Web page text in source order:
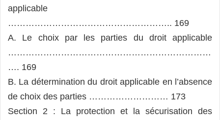
applicable
……………………………………………….. 169
A. Le choix par les parties du droit applicable
……………………………………………………………
…. 169
B. La détermination du droit applicable en l’absence
de choix des parties ……………………… 173
Section 2 : La protection et la sécurisation des